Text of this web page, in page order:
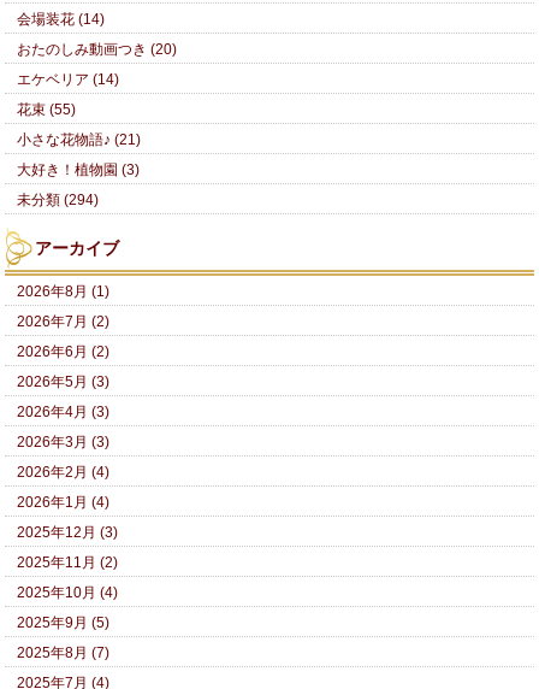
会場装花 (14)
おたのしみ動画つき (20)
エケベリア (14)
花束 (55)
小さな花物語♪ (21)
大好き！植物園 (3)
未分類 (294)
アーカイブ
2026年8月 (1)
2026年7月 (2)
2026年6月 (2)
2026年5月 (3)
2026年4月 (3)
2026年3月 (3)
2026年2月 (4)
2026年1月 (4)
2025年12月 (3)
2025年11月 (2)
2025年10月 (4)
2025年9月 (5)
2025年8月 (7)
2025年7月 (4)